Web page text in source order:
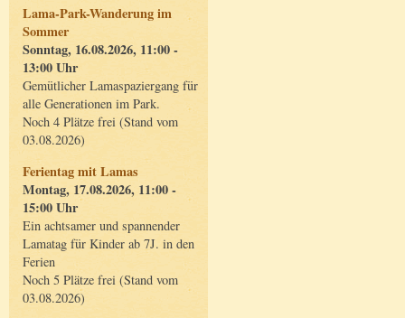
Lama-Park-Wanderung im
Sommer
Sonntag, 16.08.2026, 11:00 -
13:00 Uhr
Gemütlicher Lamaspaziergang für
alle Generationen im Park.
Noch 4 Plätze frei (Stand vom
03.08.2026)
Ferientag mit Lamas
Montag, 17.08.2026, 11:00 -
15:00 Uhr
Ein achtsamer und spannender
Lamatag für Kinder ab 7J. in den
Ferien
Noch 5 Plätze frei (Stand vom
03.08.2026)